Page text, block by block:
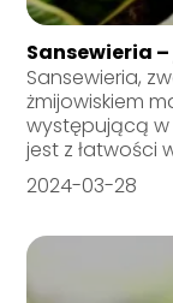
Sansewieria
Sansewieria,
żmijowiskiem
występującą
jest z łatwości
2024-03-28